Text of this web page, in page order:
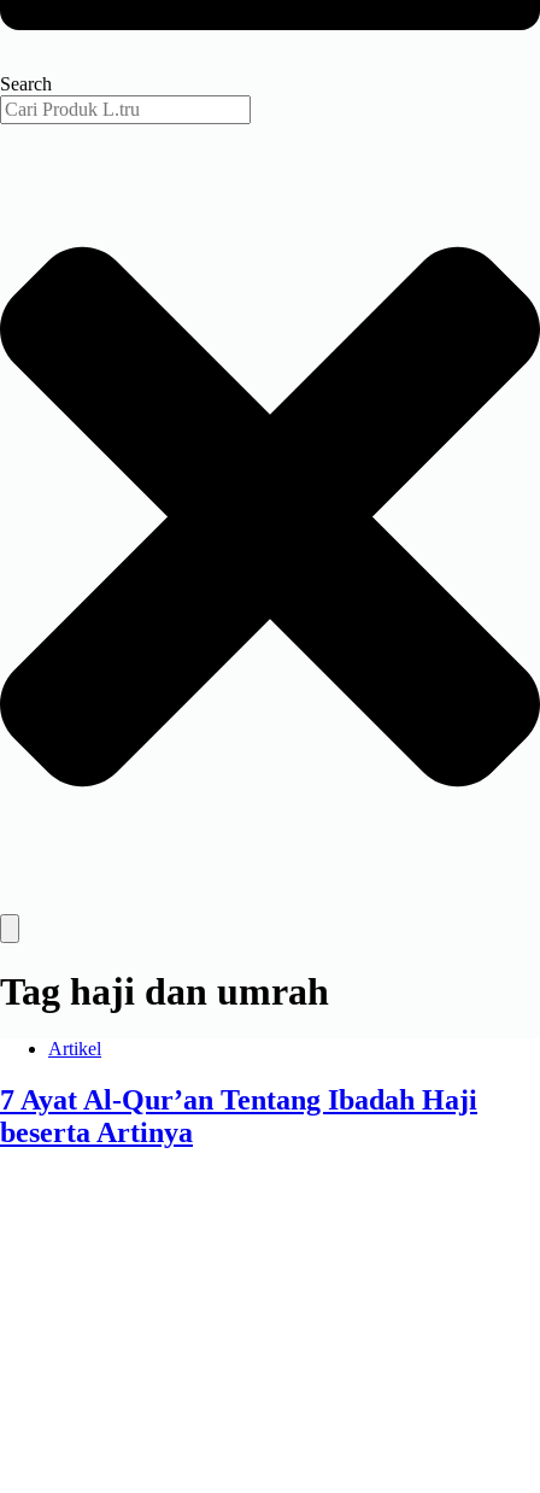
Search
Tag haji dan umrah
Artikel
7 Ayat Al-Qur’an Tentang Ibadah Haji
beserta Artinya